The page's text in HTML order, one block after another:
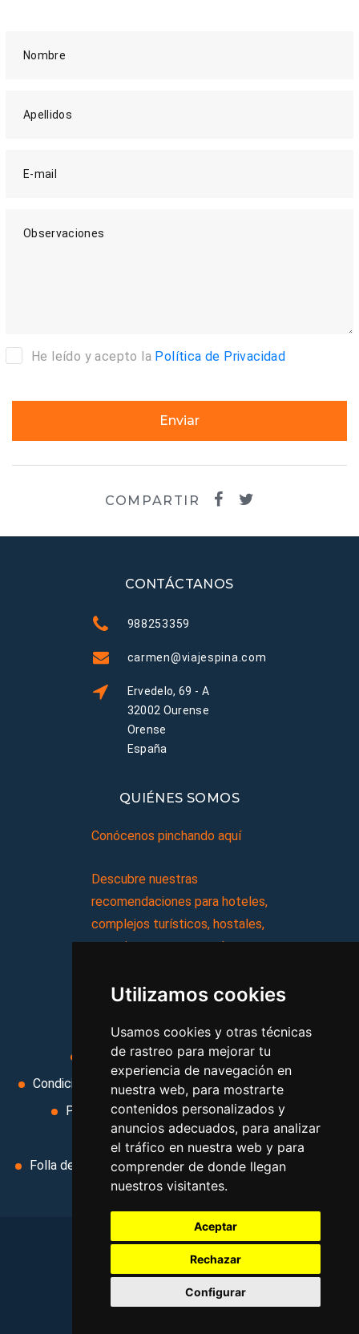
Utilizamos cookies
Usamos cookies y otras técnicas
de rastreo para mejorar tu
experiencia de navegación en
nuestra web, para mostrarte
contenidos personalizados y
anuncios adecuados, para analizar
el tráfico en nuestra web y para
comprender de donde llegan
nuestros visitantes.
Aceptar
Rechazar
Configurar
Nombre
Apellidos
E-mail
Observaciones
He leído y acepto la Política de Privacidad
Enviar
COMPARTIR
CONTÁCTANOS
988253359
carmen@viajespina.com
Ervedelo, 69 - A
32002 Ourense
Orense
España
QUIÉNES SOMOS
Conócenos pinchando aquí
Descubre nuestras
recomendaciones para hoteles,
complejos turísticos, hostales,
vacaciones, paquetes de
Aviso legal
Condiciones de uso
Condiciones Generales
Ley de Viajes Combinados
Política de privacidad
Uso de cookies
Cambiar preferencias de cookies
Folla de Reclamación
Area privada